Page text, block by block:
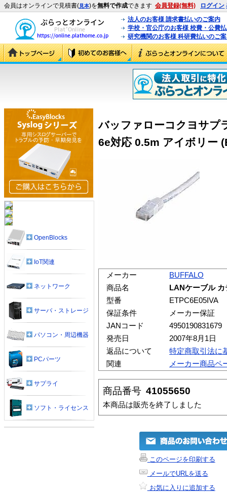
会員はオンラインで見積書(見本)を無料で作成できます 会員登録(無料) ログイン
法人のお客様 請求書払いのご案内
学校・官公庁のお客様 校費・公費
研究機関のお客様 科研費払いのご
バッファローコクヨサプ
6e対応 0.5m アイボリー
メーカー
BUFFALO
商品名
LANケーブル
型番
ETPC6E05IVA
保証条件
メーカー保証
JANコード
4950190831679
発売日
2007年8月1日
返品について
特定商取引法に
関連
メーカー商品ペ
商品番号 41055650
本商品は販売を終了しました
このページを印刷する
メールでURLを送る
お気に入りに追加する
OpenBlocks
IoT関連
ネットワーク
サーバ・ストレージ
パソコン・周辺機器
PCパーツ
サプライ
ソフト・ライセンス